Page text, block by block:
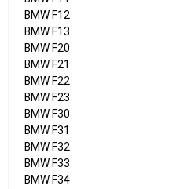
BMW F12
BMW F13
BMW F20
BMW F21
BMW F22
BMW F23
BMW F30
BMW F31
BMW F32
BMW F33
BMW F34